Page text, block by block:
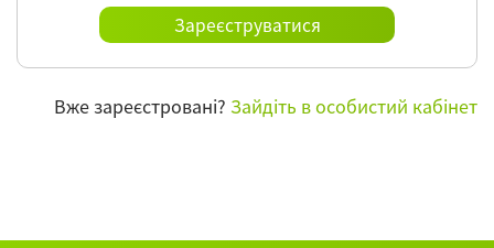
Вже зареєстровані? Зайдіть в особистий кабінет